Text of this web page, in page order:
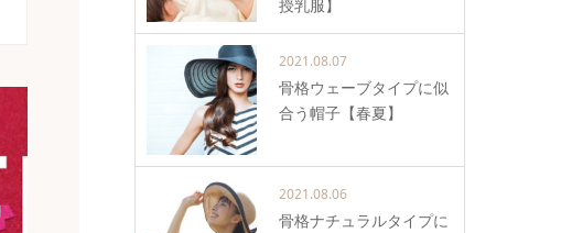
授乳服】
2021.08.07
骨格ウェーブタイプに似
合う帽子【春夏】
2021.08.06
骨格ナチュラルタイプに